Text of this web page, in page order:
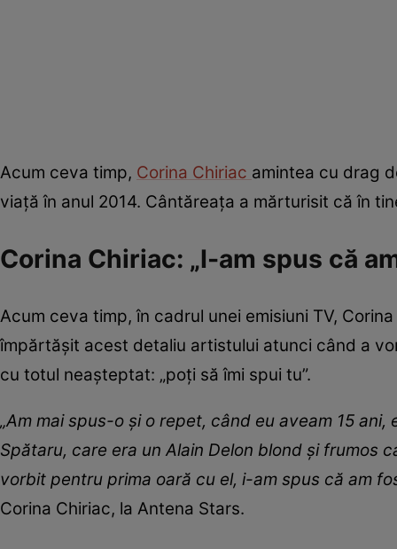
Acum ceva timp, Corina Chiriac amintea cu drag
viață în anul 2014. Cântăreața a mărturisit că în
Corina Chiriac: „I-am spus că
Acum ceva timp, în cadrul unei emisiuni TV,
împărtășit acest detaliu artistului atunci când a
cu totul neașteptat: „poți să îmi spui tu”.
„Am mai spus-o și o repet, când eu aveam 15
Spătaru, care era un Alain Delon blond și frumos
vorbit pentru prima oară cu el, i-am spus că am
Corina Chiriac, la Antena Stars.